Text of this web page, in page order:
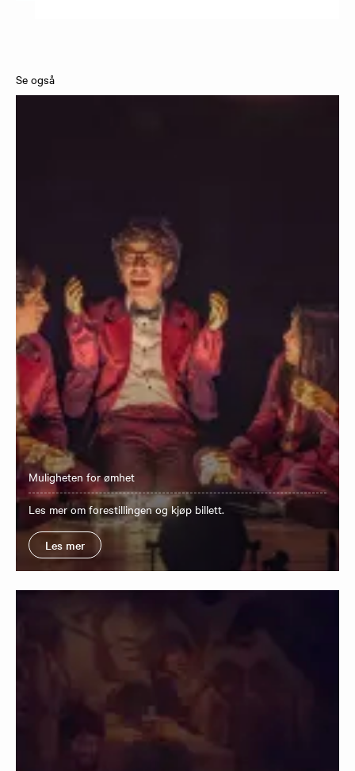
Se også
Muligheten for ømhet
Les mer om forestillingen og kjøp billett.
Les mer